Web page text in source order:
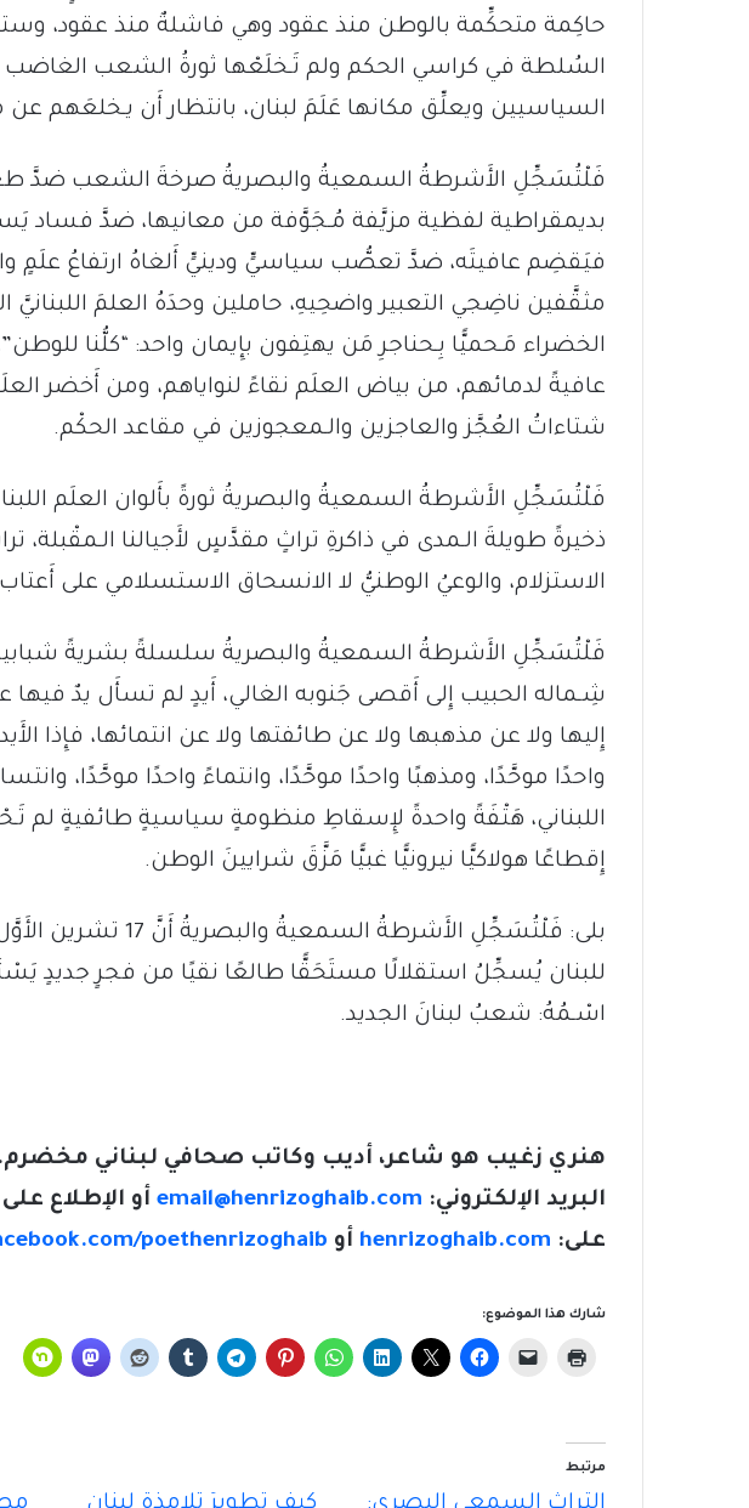
حاكِمة متحكِّمة بالوطن منذ عقود وهي فاشلةٌ منذ عقود،
السُلطة في كراسي الحكم ولم تَـخلَعْها ثورةُ الشعب الغاضب
السياسيين ويعلِّق مكانها عَلَمَ لبنان، بانتظار أَن يـخلعَهم
فَلْتُسَجِّلِ الأَشرطةُ السمعيةُ والبصريةُ صرخةَ الشعب ضدَّ
بديمقراطية لفظية مزيَّفة مُـجَوَّفة من معانيها، ضدَّ فساد
فيَقضِم عافيتَه، ضدَّ تعصُّب سياسيٍّ ودينيٍّ أَلغاهُ ارتفاعُ علَمٍ
مثقَّفين ناضِجي التعبير واضحِيهِ، حاملين وحدَهُ العلمَ اللبنانيَّ
الخضراء مَـحميًّا بِـحناجرِ مَن يهتِفون بإِيمان واحد: “كلُّنا
عافيةً لدمائهم، من بياض العلَم نقاءً لنواياهم، ومن أَخضر
شتاءاتُ العُجَّز والعاجزين والـمعجوزين في مقاعد الحكْم.
فَلْتُسَجِّلِ الأَشرطةُ السمعيةُ والبصريةُ ثورةً بأَلوان العلَم
ذخيرةً طويلةَ الـمدى في ذاكرةِ تراثٍ مقدَّسٍ لأَجيالنا الـمقْبلة،
الاستزلام، والوعيُ الوطنيُّ لا الانسحاق الاستسلامي على
فَلْتُسَجِّلِ الأَشرطةُ السمعيةُ والبصريةُ سلسلةً بشريةً
شِـماله الحبيب إِلى أَقصى جَنوبه الغالي، أَيدٍ لم تسأَل يدٌ فيها
إِليها ولا عن مذهبها ولا عن طائفتها ولا عن انتمائها، فإِذا
واحدًا موحَّدًا، ومذهبًا واحدًا موحَّدًا، وانتماءً واحدًا موحَّدًا،
اللبناني، هَتْفَةً واحدةً لإِسقاطِ منظومةٍ سياسيةٍ طائفيةٍ لم
إِقطاعًا هولاكيًّا نيرونيًّا غبيًّا مَزَّقَ شرايينَ الوطن.
للبنان يُسجِّلُ استقلالًا مستَحَقًّا طالعًا نقيًا من فجرٍ جديدٍ
اسْـمُهُ: شعبُ لبنانَ الجديد.
هنري زغيب هو شاعر، أديب وكاتب صحافي لبناني
البريد الإلكتروني: email@henrizoghaib.com أو الإطلاع
على: henrizoghaib.com أو poethenrizoghaib
شارك هذا الموضوع:
مرتبط